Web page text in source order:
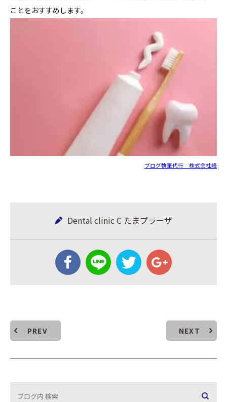
ことをおすすめします。
ブログ執筆代行 株式会社峰
Dental clinic C たまプラーザ
PREV NEXT